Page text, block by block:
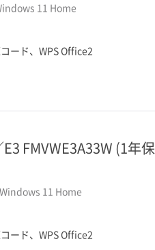
11 Home
ード、WPS Office2
FMVWE3A33W (1年保
11 Home
ード、WPS Office2